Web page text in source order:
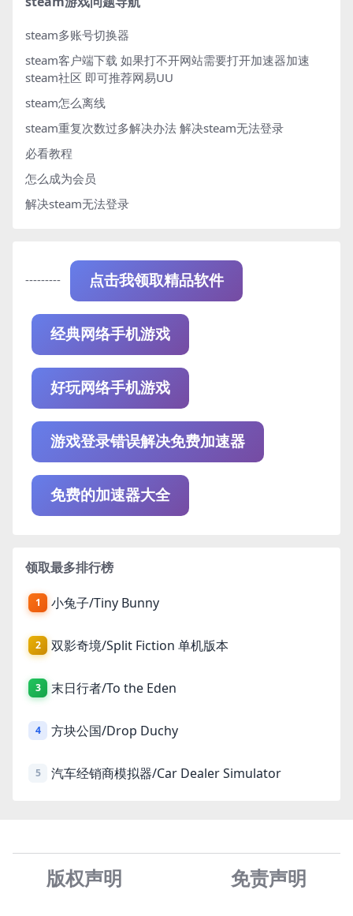
steam多账号切换器
steam客户端下载 如果打不开网站需要打开加速器加速
steam社区 即可推荐网易UU
steam怎么离线
steam重复次数过多解决办法 解决steam无法登录
必看教程
怎么成为会员
解决steam无法登录
--------- 点击我领取精品软件
经典网络手机游戏
好玩网络手机游戏
游戏登录错误解决免费加速器
免费的加速器大全
领取最多排行榜
1 小兔子/Tiny Bunny
2 双影奇境/Split Fiction 单机版本
3 末日行者/To the Eden
4 方块公国/Drop Duchy
5 汽车经销商模拟器/Car Dealer Simulator
版权声明 免责声明